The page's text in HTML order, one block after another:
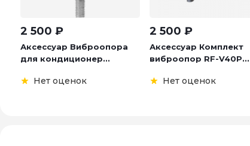
2 500 ₽
Аксессуар Виброопора
для кондиционер...
Нет оценок
2 500 ₽
Аксессуар Комплект
виброопор RF-V40P...
Нет оценок